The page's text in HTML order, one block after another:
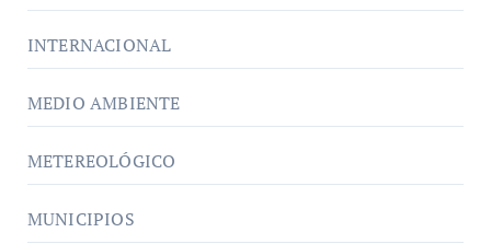
INTERNACIONAL
MEDIO AMBIENTE
METEREOLÓGICO
MUNICIPIOS